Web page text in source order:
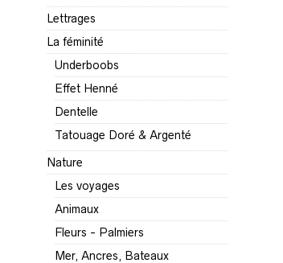
Lettrages
La féminité
Underboobs
Effet Henné
Dentelle
Tatouage Doré & Argenté
Nature
Les voyages
Animaux
Fleurs - Palmiers
Mer, Ancres, Bateaux